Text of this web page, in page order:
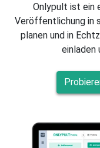
Onlypult ist ein
Veröffentlichung in
planen und in
einladen